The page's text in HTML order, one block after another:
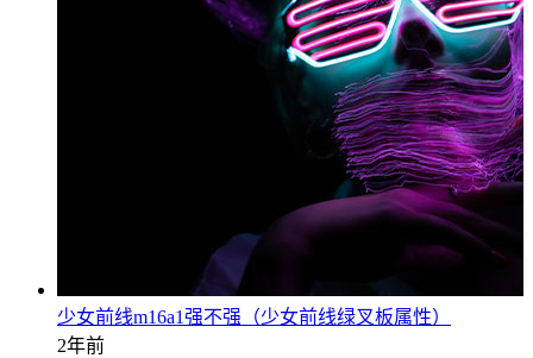
少女前线m16a1强不强（少女前线绿叉板属性）
2年前